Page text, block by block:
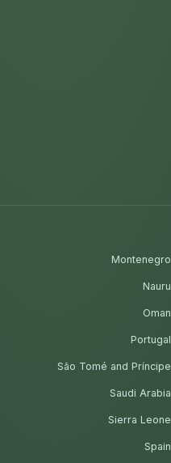
Montenegro
Nauru
Oman
Portugal
São Tomé and Príncipe
Saudi Arabia
Sierra Leone
Spain